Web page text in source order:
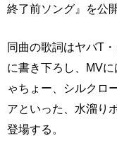
終了前ソング』を公
同曲の歌詞はヤバT
に書き下ろし、MV
ゃちょー、シルクロ
アといった、水溜り
登場する。